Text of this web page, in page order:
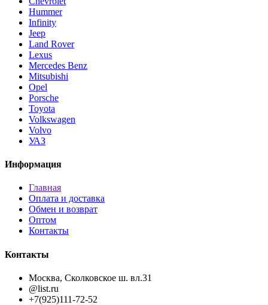
Hummer
Infinity
Jeep
Land Rover
Lexus
Mercedes Benz
Mitsubishi
Opel
Porsche
Toyota
Volkswagen
Volvo
УАЗ
Информация
Главная
Оплата и доставка
Обмен и возврат
Оптом
Контакты
Контакты
Москва, Сколковское ш. вл.31
@list.ru
+7(925)111-72-52